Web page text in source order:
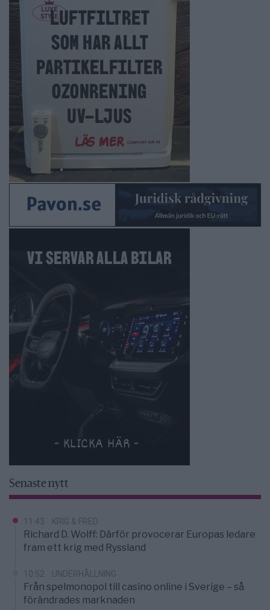
Senaste nytt
11:43 KRIG & FRED
Richard D. Wolff: Därför provocerar Europas ledare
fram ett krig med Ryssland
10:52 UNDERHÅLLNING
Från spelmonopol till casino online i Sverige – så
förändrades marknaden